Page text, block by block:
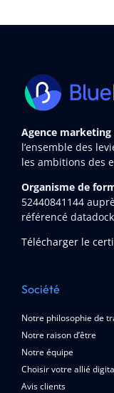
Agence marketing
l’ensemble des
les ambitions des
Organisme de
52440841144
référencé
Télécharger le
Société
Notre philosophie de
Notre raison d’être
Notre équipe
Choisir votre allié
Avis clients